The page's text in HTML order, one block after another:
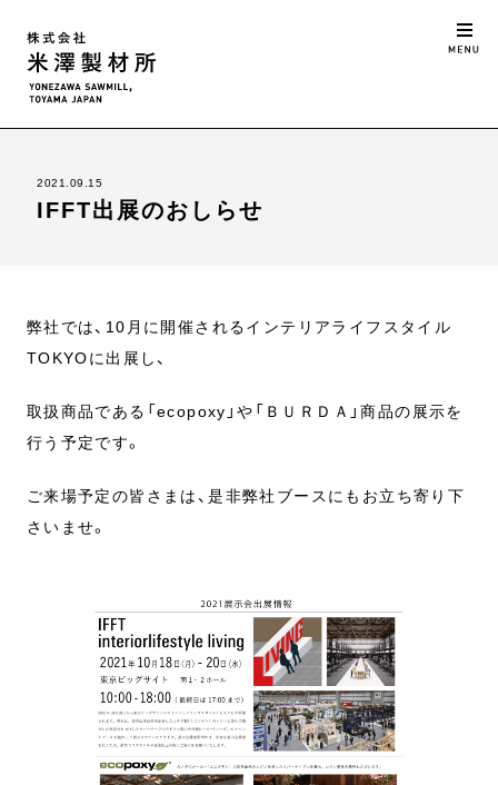
2021.09.15
IFFT出展のおしらせ
弊社では、10月に開催されるインテリアライフスタイル
TOKYOに出展し、
取扱商品である「ecopoxy」や「ＢＵＲＤＡ」商品の展示を
行う予定です。
ご来場予定の皆さまは、是非弊社ブースにもお立ち寄り下
さいませ。